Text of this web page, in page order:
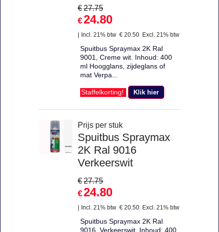
€27.75
€24.80
Incl. 21% btw € 20.50 Excl. 21% btw
Spuitbus Spraymax 2K Ral
9001, Creme wit. Inhoud: 400
ml Hoogglans, zijdeglans of
mat Verpa...
Staffelkorting! Klik hier
Prijs per stuk
Spuitbus Spraymax
2K Ral 9016
Verkeerswit
€27.75
€24.80
Incl. 21% btw € 20.50 Excl. 21% btw
Spuitbus Spraymax 2K Ral
9016, Verkeerswit. Inhoud: 400